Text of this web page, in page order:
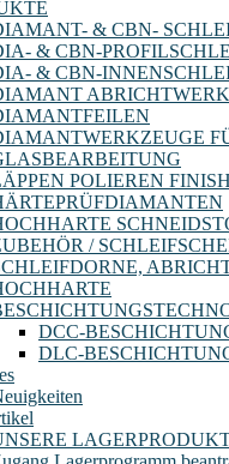
& CBN-
& CBN-
& CBN-
POLIEREN
/
DCC-
DLC-